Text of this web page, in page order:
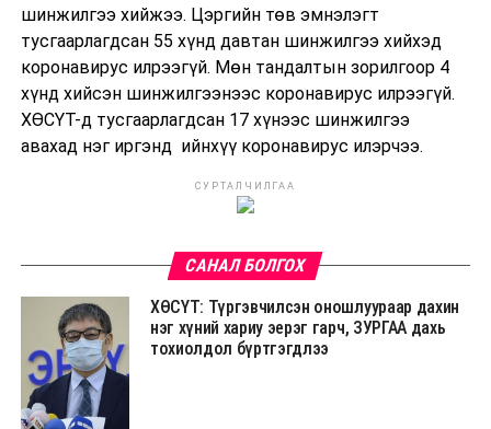
шинжилгээ хийжээ. Цэргийн төв эмнэлэгт
тусгаарлагдсан 55 хүнд давтан шинжилгээ хийхэд
коронавирус илрээгүй. Мөн тандалтын зорилгоор 4
хүнд хийсэн шинжилгээнээс коронавирус илрээгүй.
ХӨСҮТ-д тусгаарлагдсан 17 хүнээс шинжилгээ
авахад нэг иргэнд ийнхүү коронавирус илэрчээ.
СУРТАЛЧИЛГАА
САНАЛ БОЛГОХ
ХӨСҮТ: Түргэвчилсэн оношлуураар дахин
нэг хүний хариу эерэг гарч, ЗУРГАА дахь
тохиолдол бүртгэгдлээ